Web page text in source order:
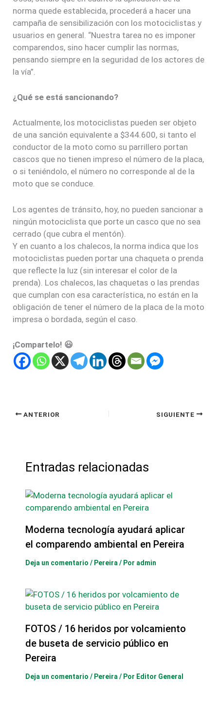
norma quede establecida, procederá a hacer una
campaña de sensibilización con los motociclistas y
usuarios en general. “Nuestra tarea no es imponer
comparendos, sino hacer cumplir las normas,
pensando siempre en la seguridad de los actores de
la vía”.
¿Qué se está sancionando?
Actualmente, los motociclistas pueden ser objeto
de una sanción equivalente a $344.600, si tanto el
conductor de la moto como su parrillero portan
cascos que no tienen impreso el número de la placa,
o si teniéndolo, el número no corresponde al de la
moto que se conduce.
Los agentes de tránsito, hoy, no pueden sancionar a
ningún motociclista que porte un casco que no sea
cerrado (que cubra el mentón).
Y en cuanto a los chalecos, la norma indica que los
motociclistas pueden portar una chaqueta o prenda
que reflecte la luz (sin interesar el color de la
prenda). Los chalecos, las chaquetas o las prendas
que cumplan con esa característica, no están en la
obligación de tener el número de la placa de la moto
impresa o bordada, según el caso.
¡Compartelo! 😃
ANTERIOR SIGUIENTE
Entradas relacionadas
Moderna tecnología ayudará aplicar
el comparendo ambiental en Pereira
Deja un comentario / Pereira / Por admin
FOTOS / 16 heridos por volcamiento
de buseta de servicio público en
Pereira
Deja un comentario / Pereira / Por Editor General